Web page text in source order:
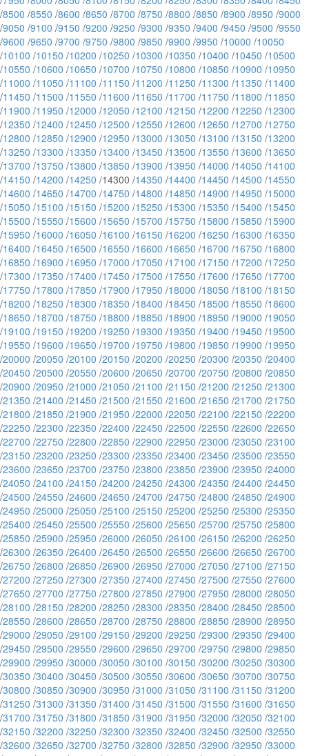
/8500 /8550 /8600 /8650 /8700 /8750 /8800 /8850 /8900 /8950 /9000
/9050 /9100 /9150 /9200 /9250 /9300 /9350 /9400 /9450 /9500 /9550
/9600 /9650 /9700 /9750 /9800 /9850 /9900 /9950 /10000 /10050
/10100 /10150 /10200 /10250 /10300 /10350 /10400 /10450 /10500
/10550 /10600 /10650 /10700 /10750 /10800 /10850 /10900 /10950
/11000 /11050 /11100 /11150 /11200 /11250 /11300 /11350 /11400
/11450 /11500 /11550 /11600 /11650 /11700 /11750 /11800 /11850
/11900 /11950 /12000 /12050 /12100 /12150 /12200 /12250 /12300
/12350 /12400 /12450 /12500 /12550 /12600 /12650 /12700 /12750
/12800 /12850 /12900 /12950 /13000 /13050 /13100 /13150 /13200
/13250 /13300 /13350 /13400 /13450 /13500 /13550 /13600 /13650
/13700 /13750 /13800 /13850 /13900 /13950 /14000 /14050 /14100
/14150 /14200 /14250 /14300 /14350 /14400 /14450 /14500 /14550
/14600 /14650 /14700 /14750 /14800 /14850 /14900 /14950 /15000
/15050 /15100 /15150 /15200 /15250 /15300 /15350 /15400 /15450
/15500 /15550 /15600 /15650 /15700 /15750 /15800 /15850 /15900
/15950 /16000 /16050 /16100 /16150 /16200 /16250 /16300 /16350
/16400 /16450 /16500 /16550 /16600 /16650 /16700 /16750 /16800
/16850 /16900 /16950 /17000 /17050 /17100 /17150 /17200 /17250
/17300 /17350 /17400 /17450 /17500 /17550 /17600 /17650 /17700
/17750 /17800 /17850 /17900 /17950 /18000 /18050 /18100 /18150
/18200 /18250 /18300 /18350 /18400 /18450 /18500 /18550 /18600
/18650 /18700 /18750 /18800 /18850 /18900 /18950 /19000 /19050
/19100 /19150 /19200 /19250 /19300 /19350 /19400 /19450 /19500
/19550 /19600 /19650 /19700 /19750 /19800 /19850 /19900 /19950
/20000 /20050 /20100 /20150 /20200 /20250 /20300 /20350 /20400
/20450 /20500 /20550 /20600 /20650 /20700 /20750 /20800 /20850
/20900 /20950 /21000 /21050 /21100 /21150 /21200 /21250 /21300
/21350 /21400 /21450 /21500 /21550 /21600 /21650 /21700 /21750
/21800 /21850 /21900 /21950 /22000 /22050 /22100 /22150 /22200
/22250 /22300 /22350 /22400 /22450 /22500 /22550 /22600 /22650
/22700 /22750 /22800 /22850 /22900 /22950 /23000 /23050 /23100
/23150 /23200 /23250 /23300 /23350 /23400 /23450 /23500 /23550
/23600 /23650 /23700 /23750 /23800 /23850 /23900 /23950 /24000
/24050 /24100 /24150 /24200 /24250 /24300 /24350 /24400 /24450
/24500 /24550 /24600 /24650 /24700 /24750 /24800 /24850 /24900
/24950 /25000 /25050 /25100 /25150 /25200 /25250 /25300 /25350
/25400 /25450 /25500 /25550 /25600 /25650 /25700 /25750 /25800
/25850 /25900 /25950 /26000 /26050 /26100 /26150 /26200 /26250
/26300 /26350 /26400 /26450 /26500 /26550 /26600 /26650 /26700
/26750 /26800 /26850 /26900 /26950 /27000 /27050 /27100 /27150
/27200 /27250 /27300 /27350 /27400 /27450 /27500 /27550 /27600
/27650 /27700 /27750 /27800 /27850 /27900 /27950 /28000 /28050
/28100 /28150 /28200 /28250 /28300 /28350 /28400 /28450 /28500
/28550 /28600 /28650 /28700 /28750 /28800 /28850 /28900 /28950
/29000 /29050 /29100 /29150 /29200 /29250 /29300 /29350 /29400
/29450 /29500 /29550 /29600 /29650 /29700 /29750 /29800 /29850
/29900 /29950 /30000 /30050 /30100 /30150 /30200 /30250 /30300
/30350 /30400 /30450 /30500 /30550 /30600 /30650 /30700 /30750
/30800 /30850 /30900 /30950 /31000 /31050 /31100 /31150 /31200
/31250 /31300 /31350 /31400 /31450 /31500 /31550 /31600 /31650
/31700 /31750 /31800 /31850 /31900 /31950 /32000 /32050 /32100
/32150 /32200 /32250 /32300 /32350 /32400 /32450 /32500 /32550
/32600 /32650 /32700 /32750 /32800 /32850 /32900 /32950 /33000